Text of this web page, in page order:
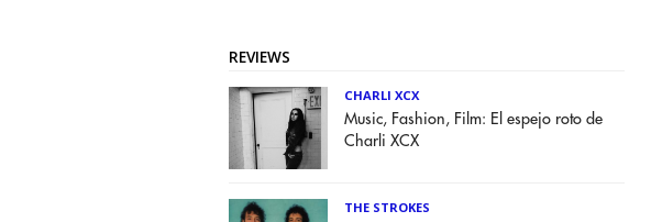
REVIEWS
CHARLI XCX
Music, Fashion, Film: El espejo roto de
Charli XCX
THE STROKES